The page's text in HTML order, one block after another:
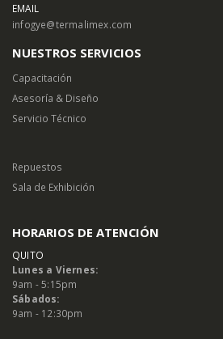
EMAIL
infogye@termalimex.com
NUESTROS SERVICIOS
Capacitación
Asesoría & Diseño
Servicio Técnico
Repuestos
Sala de Exhibición
HORARIOS DE ATENCIÓN
QUITO
Lunes a Viernes:
9am - 5:15pm
Sábados:
9am - 12:30pm